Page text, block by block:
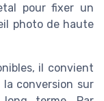
pour fixer un
photo de haute
il convient
conversion sur